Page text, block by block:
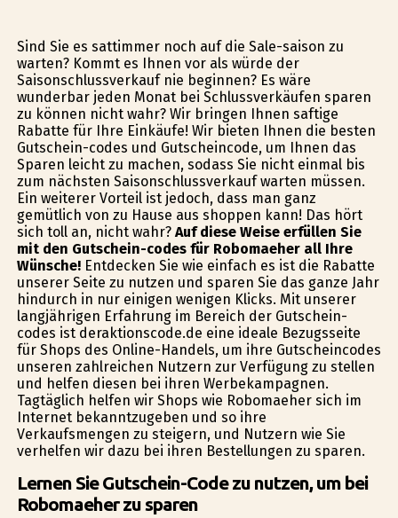
Sind Sie es sattimmer noch auf die Sale-saison zu
warten? Kommt es Ihnen vor als würde der
Saisonschlussverkauf nie beginnen? Es wäre
wunderbar jeden Monat bei Schlussverkäufen sparen
zu können nicht wahr? Wir bringen Ihnen saftige
Rabatte für Ihre Einkäufe! Wir bieten Ihnen die besten
Gutschein-codes und Gutscheincode, um Ihnen das
Sparen leicht zu machen, sodass Sie nicht einmal bis
zum nächsten Saisonschlussverkauf warten müssen.
Ein weiterer Vorteil ist jedoch, dass man ganz
gemütlich von zu Hause aus shoppen kann! Das hört
sich toll an, nicht wahr? Auf diese Weise erfüllen Sie
mit den Gutschein-codes für Robomaeher all Ihre
Wünsche!Entdecken Sie wie einfach es ist die Rabatte
unserer Seite zu nutzen und sparen Sie das ganze Jahr
hindurch in nur einigen wenigen Klicks. Mit unserer
langjährigen Erfahrung im Bereich der Gutschein-
codes ist deraktionscode.de eine ideale Bezugsseite
für Shops des Online-Handels, um ihre Gutscheincodes
unseren zahlreichen Nutzern zur Verfügung zu stellen
und helfen diesen bei ihren Werbekampagnen.
Tagtäglich helfen wir Shops wie Robomaeher sich im
Internet bekanntzugeben und so ihre
Verkaufsmengen zu steigern, und Nutzern wie Sie
verhelfen wir dazu bei ihren Bestellungen zu sparen.
Lernen Sie Gutschein-Code zu nutzen, um bei
Robomaeher zu sparen